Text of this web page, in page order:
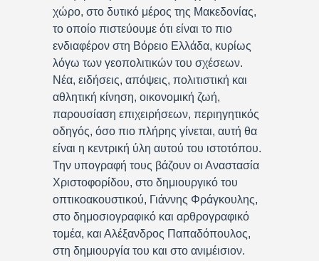
χώρο, στο δυτικό μέρος της Μακεδονίας,
το οποίο πιστεύουμε ότι είναι το πιο
ενδιαφέρον στη Βόρειο Ελλάδα, κυρίως
λόγω των γεοπολιτικών του σχέσεων.
Νέα, ειδήσεις, απόψεις, πολιτιστική και
αθλητική κίνηση, οικονομική ζωή,
παρουσίαση επιχειρήσεων, περιηγητικός
οδηγός, όσο πιο πλήρης γίνεται, αυτή θα
είναι η κεντρική ύλη αυτού του ιστοτόπου.
Την υπογραφή τους βάζουν οι Αναστασία
Χριστοφορίδου, στο δημιουργικό του
οπτικοακουστικού, Γιάννης Φράγκουλης,
στο δημοσιογραφικό και αρθρογραφικό
τομέα, και Αλέξανδρος Παπαδόπουλος,
στη δημιουργία του και στο ανιμέισιον.